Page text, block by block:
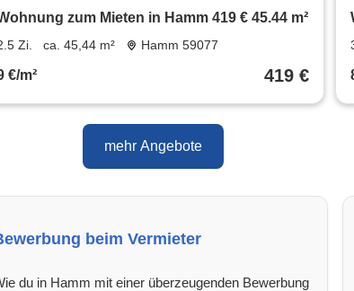
zum Mieten in Hamm 419 € 45.44 m²
Zi. ca. 45,44 m² Hamm 59077
€/m² 419 €
mehr Angebote
beim Vermieter
du in Hamm mit einer überzeugenden Bewerbung